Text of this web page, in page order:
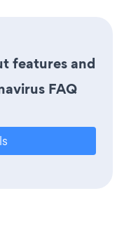
features and
FAQ